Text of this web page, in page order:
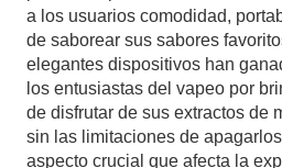
a los usuarios comodidad,
de saborear sus sabores
elegantes dispositivos han
los entusiastas del vapeo por
de disfrutar de sus extractos de
sin las limitaciones de
aspecto crucial que afecta la